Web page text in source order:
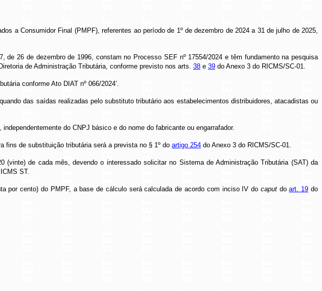
a Consumidor Final (PMPF), referentes ao período de 1º de dezembro de 2024 a 31 de julho de 2025,
de 26 de dezembro de 1996, constam no Processo SEF nº 17554/2024 e têm fundamento na pesquisa
de Administração Tributária, conforme previsto nos arts. 38 e 39 do Anexo 3 do RICMS/SC-01.
conforme Ato DIAT nº 066/2024’.
das saídas realizadas pelo substituto tributário aos estabelecimentos distribuidores, atacadistas ou
do CNPJ básico e do nome do fabricante ou engarrafador.
fins de substituição tributária será a prevista no § 1º do artigo 254do Anexo 3 do RICMS/SC-01.
de cada mês, devendo o interessado solicitar no Sistema de Administração Tributária (SAT) da
ST.
por cento) do PMPF, a base de cálculo será calculada de acordo com inciso IV do caput doart. 19 do